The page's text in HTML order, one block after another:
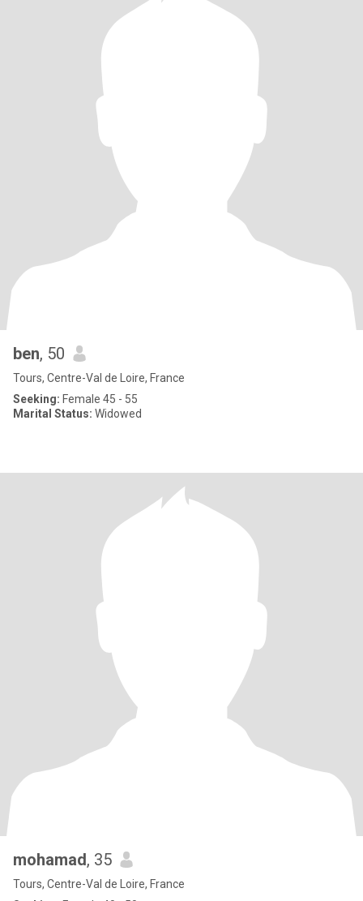
ben, 50
Tours, Centre-Val de Loire, France
Seeking: Female 45 - 55
Marital Status: Widowed
mohamad, 35
Tours, Centre-Val de Loire, France